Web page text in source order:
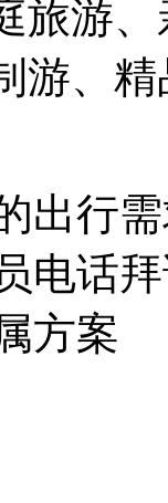
旅游
游、
出行
电话
方案